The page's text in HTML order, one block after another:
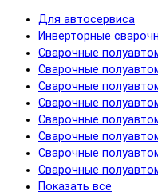
Для автосервиса
Инверторные
Сварочные
Сварочные
Сварочные
Сварочные
Сварочные
Сварочные
Сварочные
Сварочные
Показать все